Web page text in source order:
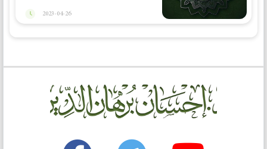
2023-04-26